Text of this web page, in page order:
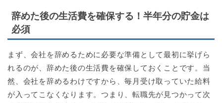
辞めた後の生活費を確保する！半年分の貯金は
必須
まず、会社を辞めるために必要な準備として最初に挙げら
れるのが、辞めた後の生活費を確保しておくことです。当
然、会社を辞めるわけですから、毎月受け取っていた給料
が入ってこなくなります。つまり、転職先が見つかって次